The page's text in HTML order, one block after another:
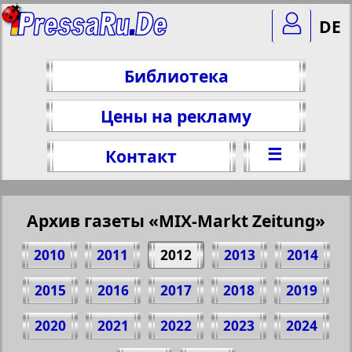
Библиотека
Цены на рекламу
Контакт
☰
DE
Архив газеты «MIX-Markt Zeitung»
2010 2011 2012 2013
2014
2015
2016 2017 2018
2019
2020
2021 2022 2023
2024
Поделитесь 1 стр. газеты "MIX-Markt